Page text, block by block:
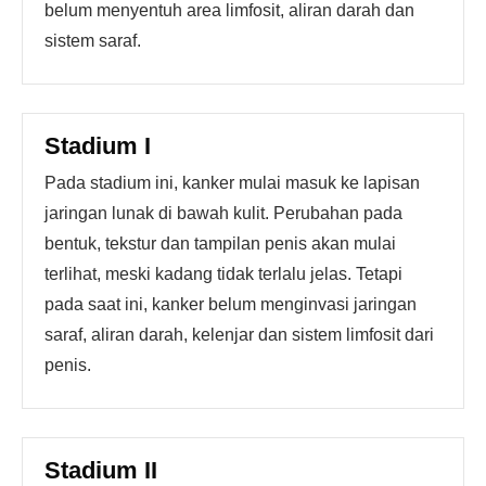
belum menyentuh area limfosit, aliran darah dan
sistem saraf.
Stadium I
Pada stadium ini, kanker mulai masuk ke lapisan
jaringan lunak di bawah kulit. Perubahan pada
bentuk, tekstur dan tampilan penis akan mulai
terlihat, meski kadang tidak terlalu jelas. Tetapi
pada saat ini, kanker belum menginvasi jaringan
saraf, aliran darah, kelenjar dan sistem limfosit dari
penis.
Stadium II